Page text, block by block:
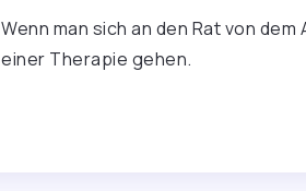
Wenn man sich an den Rat von
einer Therapie gehen.